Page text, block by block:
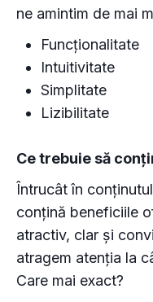
ne amintim de mai
Funcționalitate
Intuitivitate
Simplitate
Lizibilitate
Ce trebuie să
Întrucât în
conțină beneficiile
atractiv, clar şi
atragem atenția la
Care mai exact?